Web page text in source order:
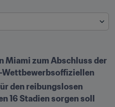
Miami zum Abschluss der
Wettbewerbsoffiziellen
den reibungslosen
16 Stadien sorgen soll